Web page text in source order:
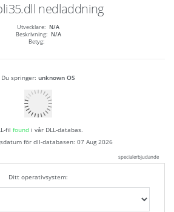
nedladdning
Utvecklare: N/A
Beskrivning: N/A
Betyg:
Du springer: unknown OS
fil found i vår DLL-databas.
för dll-databasen: 07 Aug 2026
specialerbjudande
Ditt operativsystem: